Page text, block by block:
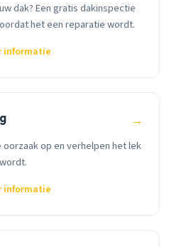
dak? Een gratis dakinspectie
het een reparatie wordt.
informatie
→
oorzaak op en verhelpen het lek
informatie